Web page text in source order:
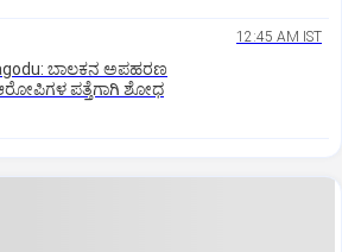
12:45 AM IST
ಬಾಲಕನ ಅಪಹರಣ
ಪತ್ತೆಗಾಗಿ ಶೋಧ